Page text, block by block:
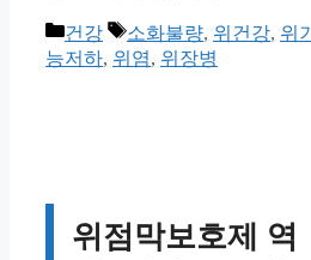
카
테
건강
태
그
소화불량, 위건강, 위기
능저하, 위염, 위장병
위점막보호제 역